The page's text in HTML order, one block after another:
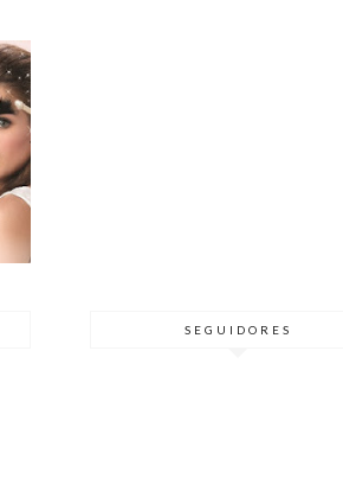
SEGUIDORES